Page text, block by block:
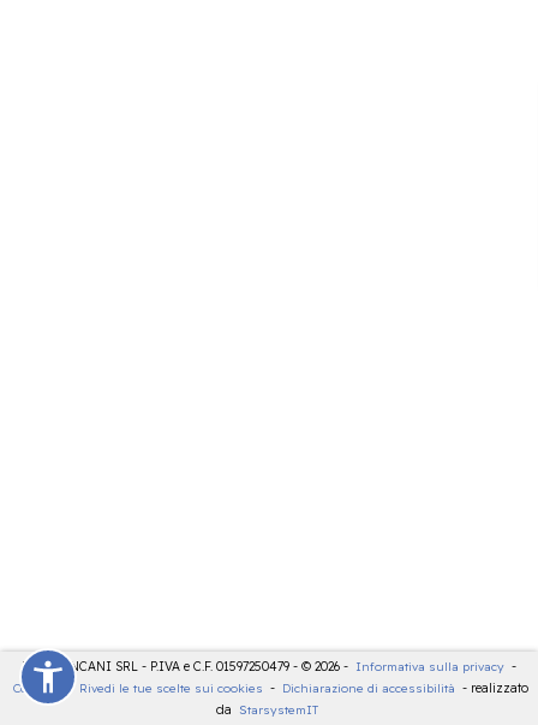
LDT - PANCANI SRL - P.IVA e C.F. 01597250479 - © 2026 - Informativa sulla privacy -
Cookies
- Rivedi le tue scelte sui cookies - Dichiarazione di accessibilità - realizzato
da
StarsystemIT